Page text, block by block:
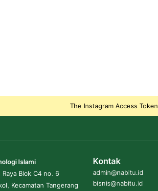
The Instagram Access
Islami
Raya Blok C4 no. 6
Kecamatan Tangerang
Kontak
admin@nabitu.id
bisnis@nabitu.id